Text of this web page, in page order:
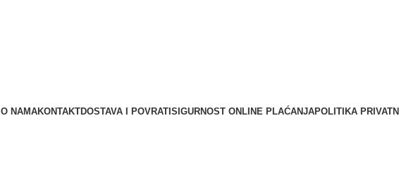
O NAMAKONTAKTDOSTAVA I POVRATI SIGURNOST ONLINE PLAĆANJAPOLITIKA